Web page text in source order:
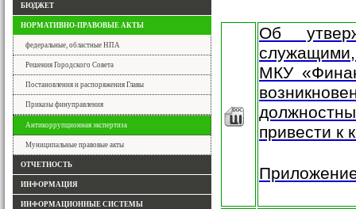
БЮДЖЕТ
НОРМАТИВНО-ПРАВОВЫЕ АКТЫ
федеральные, областные НПА
Решения Городского Совета
Постановления и распоряжения Главы
Приказы финуправления
Антикоррупционная экспертиза
Муниципальные правовые акты
ОТЧЕТНОСТЬ
ИНФОРМАЦИЯ
ИНФОРМАЦИОННЫЕ СИСТЕМЫ
Об
МКУ
привести к